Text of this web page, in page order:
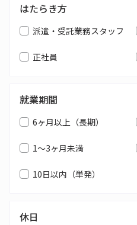
はたらき方
派遣・受託業務スタッフ
正社員
就業期間
6ヶ月以上（長期）
1～3ヶ月未満
10日以内（単発）
休日